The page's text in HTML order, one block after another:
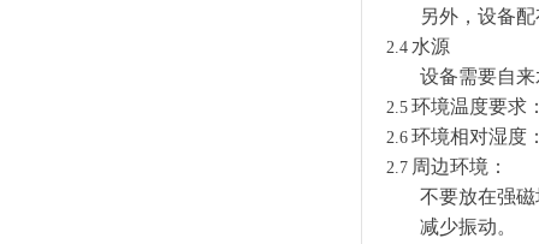
另外，设备
2.4 水源
设备需要自
2.5 环境温度要求
2.6 环境相对湿度
2.7 周边环境：
不要放在强
减少振动。